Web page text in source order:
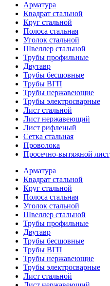
Арматура
Квадрат стальной
Круг стальной
Полоса стальная
Уголок стальной
Швеллер стальной
Трубы профильные
Двутавр
Трубы бесшовные
Трубы ВГП
Трубы нержавеющие
Трубы электросварные
Лист стальной
Лист нержавеющий
Лист рифленый
Сетка стальная
Проволока
Просечно-вытяжной лист
Арматура
Квадрат стальной
Круг стальной
Полоса стальная
Уголок стальной
Швеллер стальной
Трубы профильные
Двутавр
Трубы бесшовные
Трубы ВГП
Трубы нержавеющие
Трубы электросварные
Лист стальной